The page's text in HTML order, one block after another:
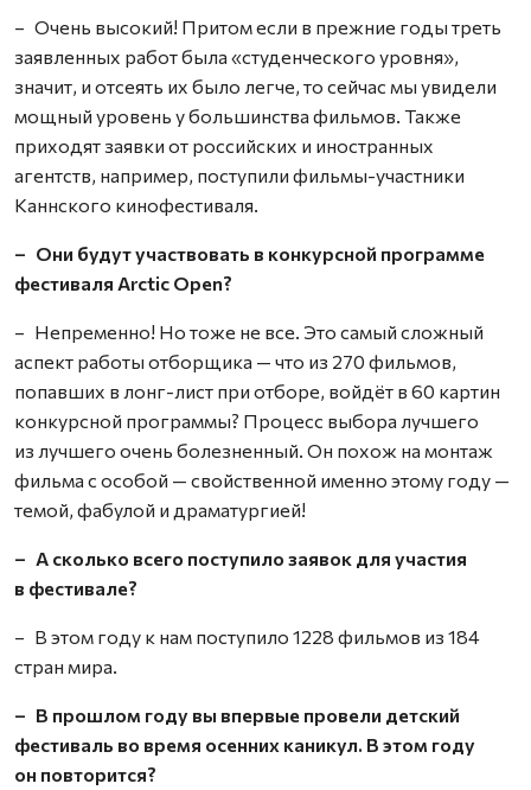
– Очень высокий! Притом если в прежние годы треть
заявленных работ была «студенческого уровня»,
значит, и отсеять их было легче, то сейчас мы увидели
мощный уровень у большинства фильмов. Также
приходят заявки от российских и иностранных
агентств, например, поступили фильмы-участники
Каннского кинофестиваля.
– Они будут участвовать в конкурсной программе
фестиваля Arctic Open?
– Непременно! Но тоже не все. Это самый сложный
аспект работы отборщика — что из 270 фильмов,
попавших в лонг-лист при отборе, войдёт в 60 картин
конкурсной программы? Процесс выбора лучшего
из лучшего очень болезненный. Он похож на монтаж
фильма с особой — свойственной именно этому году —
темой, фабулой и драматургией!
– А сколько всего поступило заявок для участия
в фестивале?
– В этом году к нам поступило 1228 фильмов из 184
стран мира.
– В прошлом году вы впервые провели детский
фестиваль во время осенних каникул. В этом году
он повторится?